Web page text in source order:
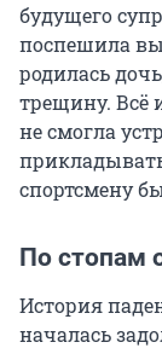
будущего
поспешила
родилась
трещину. Всё
не смогла
спортсмену
По стопам
История
началась